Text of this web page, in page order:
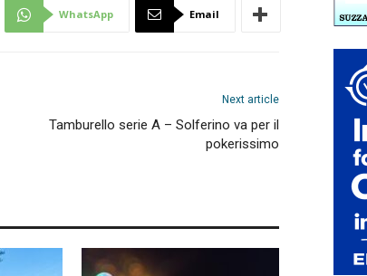
WhatsApp Email
Next article
Tamburello serie A – Solferino va per il
pokerissimo